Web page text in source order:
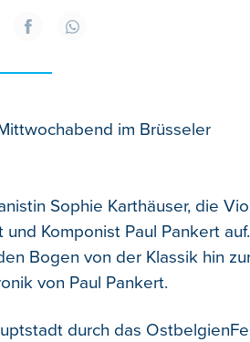
im Brüsseler
Sophie Karthäuser, die
Komponist Paul Pankert
Bogen von der Klassik hin
von Paul Pankert.
durch das